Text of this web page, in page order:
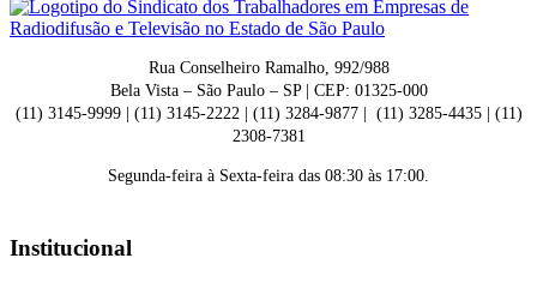
Rua Conselheiro Ramalho, 992/988
Bela Vista – São Paulo – SP | CEP: 01325-000
(11) 3145-9999 | (11) 3145-2222 | (11) 3284-9877 | (11) 3285-4435 | (11)
2308-7381
Segunda-feira à Sexta-feira das 08:30 às 17:00.
Institucional